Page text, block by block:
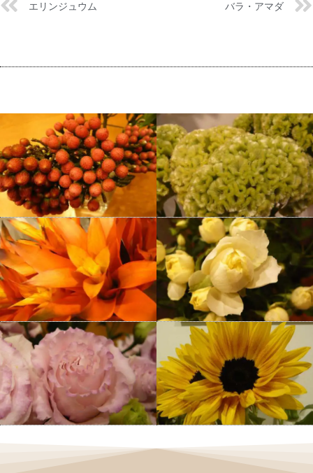
エリンジュウム バラ・アマダ